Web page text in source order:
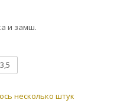
и замш.
3,5
несколько штук